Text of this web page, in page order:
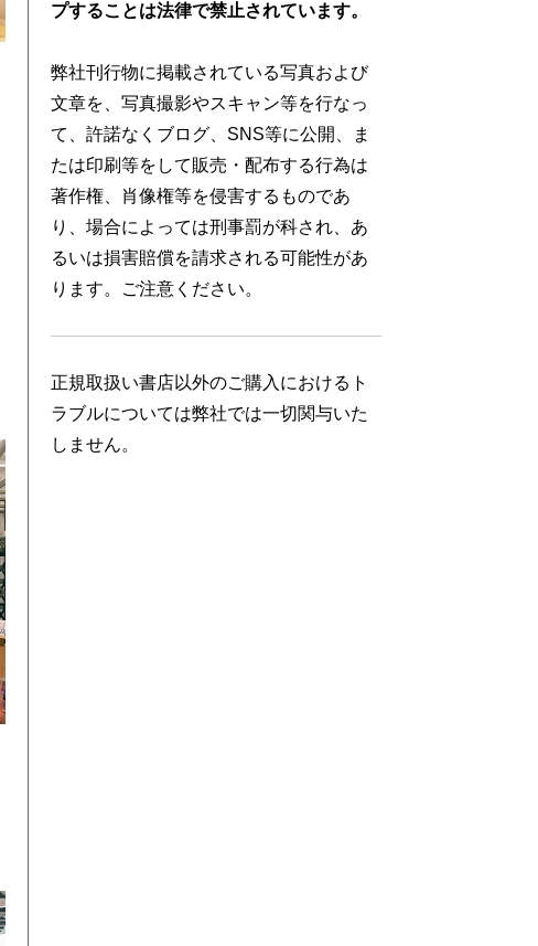
プすることは法律で禁止されています。
弊社刊行物に掲載されている写真および
文章を、写真撮影やスキャン等を行なっ
て、許諾なくブログ、SNS等に公開、ま
たは印刷等をして販売・配布する行為は
著作権、肖像権等を侵害するものであ
り、場合によっては刑事罰が科され、あ
るいは損害賠償を請求される可能性があ
ります。ご注意ください。
正規取扱い書店以外のご購入におけるト
ラブルについては弊社では一切関与いた
しません。